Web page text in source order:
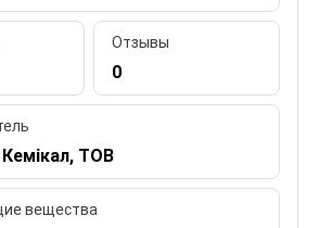
Отзывы
0
ТОВ
вещества